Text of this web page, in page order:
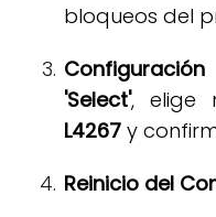
bloqueos del
'Select', elige
L4267 y
Reinicio del